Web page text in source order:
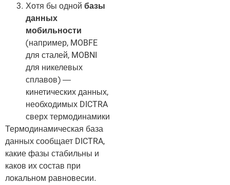
Хотя бы одной базы
данных
мобильности
(например, MOBFE
для сталей, MOBNI
для никелевых
сплавов) —
кинетических данных,
необходимых DICTRA
сверх термодинамики
Термодинамическая база
данных сообщает DICTRA,
какие фазы стабильны и
каков их состав при
локальном равновесии.